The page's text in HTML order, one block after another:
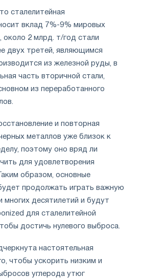
сталелитейная
вклад 7%-9% мировых
около 2 млрд. т/год стали
двух третей, являющимся
из железной руды, в
часть вторичной стали,
из переработанного
и повторная
металлов уже близок к
поэтому оно вряд ли
для удовлетворения
образом, основные
продолжать играть важную
многих десятилетий и будут
для сталелитейной
достичь нулевого выброса.
настоятельная
чтобы ускорить низким и
углерода утюг